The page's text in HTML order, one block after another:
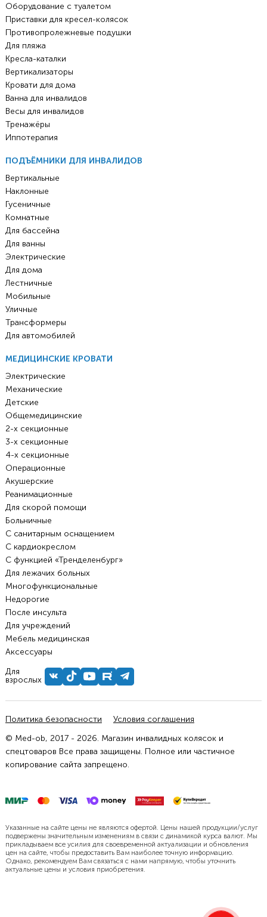
Оборудование с туалетом
Приставки для кресел-колясок
Противопролежневые подушки
Для пляжа
Кресла-каталки
Вертикализаторы
Кровати для дома
Ванна для инвалидов
Весы для инвалидов
Тренажёры
Иппотерапия
ПОДЪЁМНИКИ ДЛЯ ИНВАЛИДОВ
Вертикальные
Наклонные
Гусеничные
Комнатные
Для бассейна
Для ванны
Электрические
Для дома
Лестничные
Мобильные
Уличные
Трансформеры
Для автомобилей
МЕДИЦИНСКИЕ КРОВАТИ
Электрические
Механические
Детские
Общемедицинские
2-х секционные
3-х секционные
4-х секционные
Операционные
Акушерские
Реанимационные
Для скорой помощи
Больничные
С санитарным оснащением
С кардиокреслом
С функцией «Тренделенбург»
Для лежачих больных
Многофункциональные
Недорогие
После инсульта
Для учреждений
Мебель медицинская
Аксессуары
Для
взрослых
Политика безопасности
Условия соглашения
© Med-ob, 2017 - 2026. Магазин инвалидных колясок и
спецтоваров Все права защищены. Полное или частичное
копирование сайта запрещено.
Указанные на сайте цены не являются офертой. Цены нашей продукции/услуг
подвержены значительным изменениям в связи с динамикой курса валют. Мы
прикладываем все усилия для своевременной актуализации и обновления
цен на сайте, чтобы предоставить Вам наиболее точную информацию.
Однако, рекомендуем Вам связаться с нами напрямую, чтобы уточнить
актуальные цены и условия приобретения.